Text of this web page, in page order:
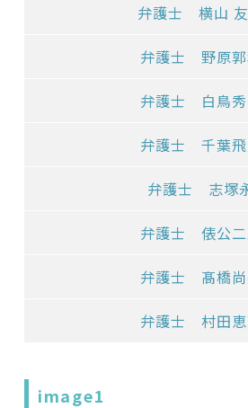
弁護士 横山
弁護士 野原郭
弁護士 白鳥
弁護士 千葉飛
弁護士 志塚
弁護士 俵公二
弁護士 髙橋
弁護士 村田
image1